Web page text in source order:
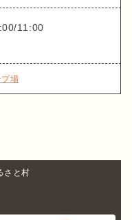
11:00
場
さと村